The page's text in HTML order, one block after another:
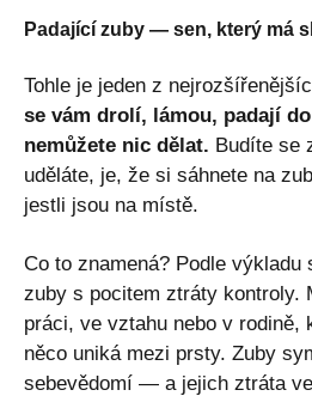
Padající zuby — sen, který má
Tohle je jeden z
se vám drolí, lámou, padají
nemůžete nic dělat. Budíte se
uděláte, je, že si sáhnete na
jestli jsou na místě.
Co to znamená? Podle
zuby s pocitem ztráty kontroly.
práci, ve vztahu nebo v rodině,
něco uniká mezi prsty. Zuby
sebevědomí — a jejich ztráta